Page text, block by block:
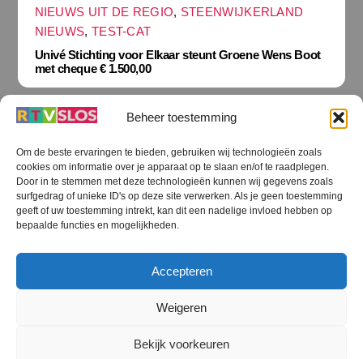
Beheer toestemming
Om de beste ervaringen te bieden, gebruiken wij technologieën zoals
cookies om informatie over je apparaat op te slaan en/of te raadplegen.
Door in te stemmen met deze technologieën kunnen wij gegevens zoals
surfgedrag of unieke ID's op deze site verwerken. Als je geen toestemming
geeft of uw toestemming intrekt, kan dit een nadelige invloed hebben op
bepaalde functies en mogelijkheden.
Accepteren
Weigeren
Bekijk voorkeuren
NIEUWS UIT DE REGIO, STEENWIJKERLAND
NIEUWS, TEST-CAT
Univé Stichting voor Elkaar steunt Groene Wens Boot
met cheque € 1.500,00
Terug
naar
boven
RTV SLOS
RTV SLOS ANBI